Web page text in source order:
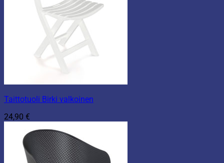
Taittotuoli Birki valkoinen
24,90 €